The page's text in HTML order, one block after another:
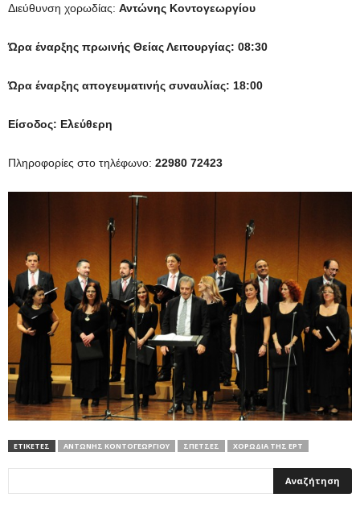
Διεύθυνση χορωδίας: Αντώνης Κοντογεωργίου
Ώρα έναρξης πρωινής Θείας Λειτουργίας: 08:30
Ώρα έναρξης απογευματινής συναυλίας: 18:00
Είσοδος: Ελεύθερη
Πληροφορίες στο τηλέφωνο: 22980 72423
ΕΤΙΚΕΤΕΣ ΑΝΤΏΝΗΣ ΚΟΝΤΟΓΕΩΡΓΊΟΥ ΣΠΈΤΣΕΣ ΧΟΡΩΔΊΑ ΤΗΣ ΕΡΤ